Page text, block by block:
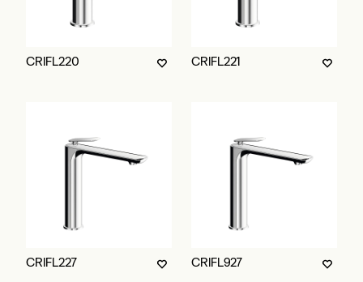
CRIFL220 CRIFL221
CRIFL227 CRIFL927